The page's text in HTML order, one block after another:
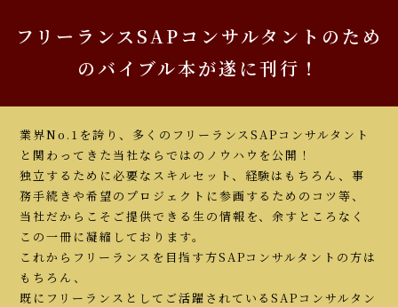
フリーランスSAPコンサルタントのため
のバイブル本が遂に刊行！
業界No.1を誇り、多くのフリーランスSAPコンサルタント
と関わってきた当社ならではのノウハウを公開！
独立するために必要なスキルセット、経験はもちろん、事
務手続きや希望のプロジェクトに参画するためのコツ等、
当社だからこそご提供できる生の情報を、余すところなく
この一冊に凝縮しております。
これからフリーランスを目指す方SAPコンサルタントの方は
もちろん、
既にフリーランスとしてご活躍されているSAPコンサルタン